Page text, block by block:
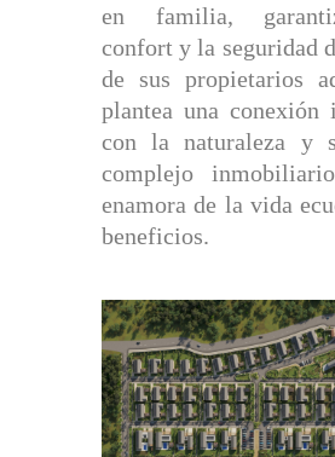
en familia,
confort y la seguridad
de sus propietarios
plantea una conexión
con la naturaleza y
complejo
enamora de la vida
beneficios.